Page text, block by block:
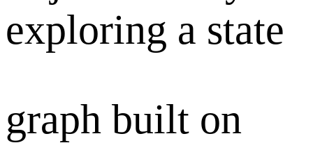
exploring a state
graph built on